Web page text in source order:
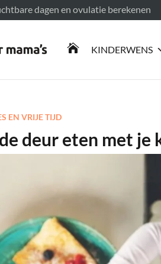
dagen en ovulatie berekenen
meer
 KINDERWENS
EN VRIJE TIJD
deur eten met je